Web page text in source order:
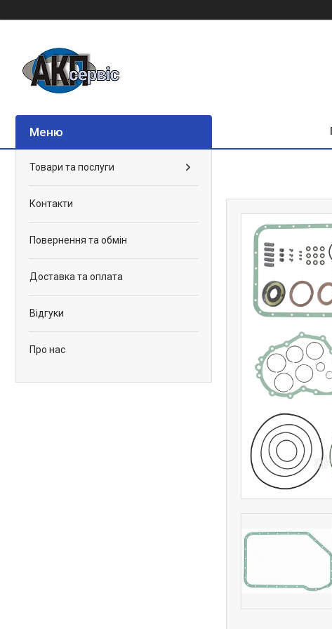
Товари та послуги
Контакти
Повернення та обмін
Доставка та оплата
Відгуки
Про нас